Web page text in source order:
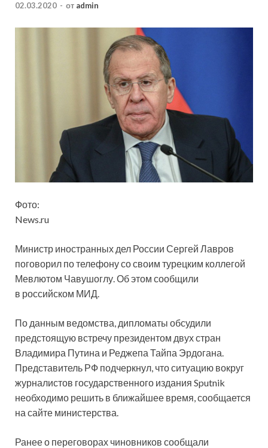
02.03.2020 - от admin
Фото:
News.ru
Министр иностранных дел России Сергей Лавров
поговорил по телефону со своим турецким коллегой
Мевлютом Чавушоглу. Об этом сообщили
в российском МИД.
По данным ведомства, дипломаты обсудили
предстоящую встречу президентом двух стран
Владимира Путина и Реджепа Тайпа Эрдогана.
Представитель РФ подчеркнул, что ситуацию вокруг
журналистов государственного издания Sputnik
необходимо решить в ближайшее время, сообщается
на сайте министерства.
Ранее о переговорах чиновников сообщали